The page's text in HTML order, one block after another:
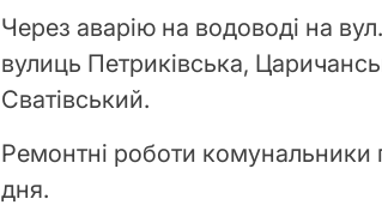
Через аварію на водоводі на
вулиць Петриківська,
Сватівський.
Ремонтні роботи комунальники
дня.